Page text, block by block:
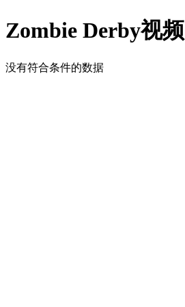
Zombie Derby视频
没有符合条件的数据